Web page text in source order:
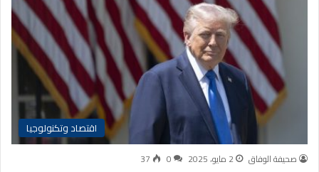
اقتصاد وتكنولوجيا
صحيفة الوفاق 2 مايو، 2025 0
37